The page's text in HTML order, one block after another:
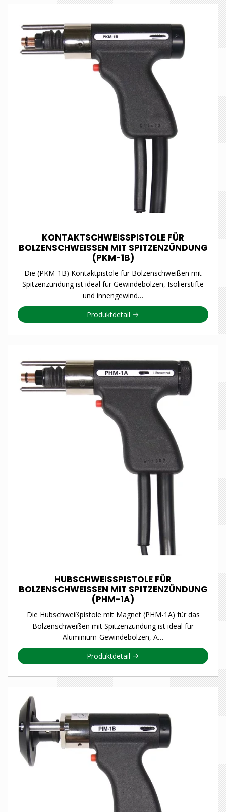
KONTAKTSCHWEISSPISTOLE FÜR
BOLZENSCHWEISSEN MIT SPITZENZÜNDUNG
(PKM-1B)
Die (PKM-1B) Kontaktpistole für Bolzenschweißen mit
Spitzenzündung ist ideal für Gewindebolzen, Isolierstifte
und innengewind…
Produktdetail
HUBSCHWEISSPISTOLE FÜR
BOLZENSCHWEISSEN MIT SPITZENZÜNDUNG
(PHM-1A)
Die Hubschweißpistole mit Magnet (PHM-1A) für das
Bolzenschweißen mit Spitzenzündung ist ideal für
Aluminium-Gewindebolzen, A…
Produktdetail